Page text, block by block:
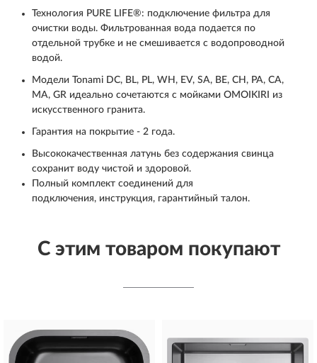
Технология PURE LIFE®: подключение фильтра для
очистки воды. Фильтрованная вода подается по
отдельной трубке и не смешивается с водопроводной
водой.
Модели Tonami DC, BL, PL, WH, EV, SA, BE, CH, PA, CA,
MA, GR идеально сочетаются с мойками OMOIKIRI из
искусственного гранита.
Гарантия на покрытие - 2 года.
Высококачественная латунь без содержания свинца
сохранит воду чистой и здоровой.
Полный комплект соединений для
подключения, инструкция, гарантийный талон.
С этим товаром покупают